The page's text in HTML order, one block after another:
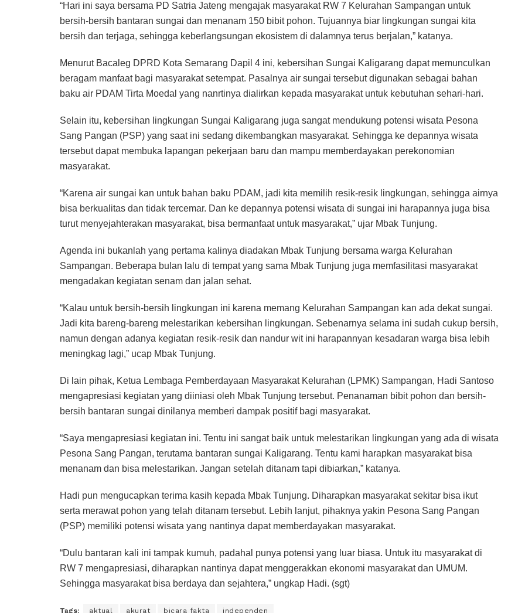
“Hari ini saya bersama PD Satria Jateng mengajak masyarakat RW 7 Kelurahan Sampangan untuk
bersih-bersih bantaran sungai dan menanam 150 bibit pohon. Tujuannya biar lingkungan sungai kita
bersih dan terjaga, sehingga keberlangsungan ekosistem di dalamnya terus berjalan,” katanya.
Menurut Bacaleg DPRD Kota Semarang Dapil 4 ini, kebersihan Sungai Kaligarang dapat memunculkan
beragam manfaat bagi masyarakat setempat. Pasalnya air sungai tersebut digunakan sebagai bahan
baku air PDAM Tirta Moedal yang nanrtinya dialirkan kepada masyarakat untuk kebutuhan sehari-hari.
Selain itu, kebersihan lingkungan Sungai Kaligarang juga sangat mendukung potensi wisata Pesona
Sang Pangan (PSP) yang saat ini sedang dikembangkan masyarakat. Sehingga ke depannya wisata
tersebut dapat membuka lapangan pekerjaan baru dan mampu memberdayakan perekonomian
masyarakat.
“Karena air sungai kan untuk bahan baku PDAM, jadi kita memilih resik-resik lingkungan, sehingga airnya
bisa berkualitas dan tidak tercemar. Dan ke depannya potensi wisata di sungai ini harapannya juga bisa
turut menyejahterakan masyarakat, bisa bermanfaat untuk masyarakat,” ujar Mbak Tunjung.
Agenda ini bukanlah yang pertama kalinya diadakan Mbak Tunjung bersama warga Kelurahan
Sampangan. Beberapa bulan lalu di tempat yang sama Mbak Tunjung juga memfasilitasi masyarakat
mengadakan kegiatan senam dan jalan sehat.
“Kalau untuk bersih-bersih lingkungan ini karena memang Kelurahan Sampangan kan ada dekat sungai.
Jadi kita bareng-bareng melestarikan kebersihan lingkungan. Sebenarnya selama ini sudah cukup bersih,
namun dengan adanya kegiatan resik-resik dan nandur wit ini harapannyan kesadaran warga bisa lebih
meningkag lagi,” ucap Mbak Tunjung.
Di lain pihak, Ketua Lembaga Pemberdayaan Masyarakat Kelurahan (LPMK) Sampangan, Hadi Santoso
mengapresiasi kegiatan yang diiniasi oleh Mbak Tunjung tersebut. Penanaman bibit pohon dan bersih-
bersih bantaran sungai dinilanya memberi dampak positif bagi masyarakat.
“Saya mengapresiasi kegiatan ini. Tentu ini sangat baik untuk melestarikan lingkungan yang ada di wisata
Pesona Sang Pangan, terutama bantaran sungai Kaligarang. Tentu kami harapkan masyarakat bisa
menanam dan bisa melestarikan. Jangan setelah ditanam tapi dibiarkan,” katanya.
Hadi pun mengucapkan terima kasih kepada Mbak Tunjung. Diharapkan masyarakat sekitar bisa ikut
serta merawat pohon yang telah ditanam tersebut. Lebih lanjut, pihaknya yakin Pesona Sang Pangan
(PSP) memiliki potensi wisata yang nantinya dapat memberdayakan masyarakat.
“Dulu bantaran kali ini tampak kumuh, padahal punya potensi yang luar biasa. Untuk itu masyarakat di
RW 7 mengapresiasi, diharapkan nantinya dapat menggerakkan ekonomi masyarakat dan UMUM.
Sehingga masyarakat bisa berdaya dan sejahtera,” ungkap Hadi. (sgt)
Tags: aktual akurat bicara fakta independen